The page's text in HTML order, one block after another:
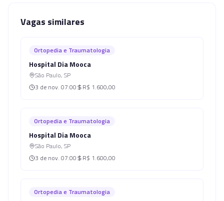
Vagas similares
Ortopedia e Traumatologia
Hospital Dia Mooca
São Paulo, SP
3 de nov. 07:00 R$ 1.600,00
Ortopedia e Traumatologia
Hospital Dia Mooca
São Paulo, SP
3 de nov. 07:00 R$ 1.600,00
Ortopedia e Traumatologia